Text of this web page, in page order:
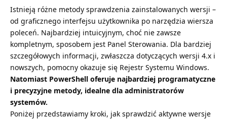
Istnieją różne metody sprawdzenia zainstalowanych wersji –
od graficznego interfejsu użytkownika po narzędzia wiersza
poleceń. Najbardziej intuicyjnym, choć nie zawsze
kompletnym, sposobem jest Panel Sterowania. Dla bardziej
szczegółowych informacji, zwłaszcza dotyczących wersji 4.x i
nowszych, pomocny okazuje się Rejestr Systemu Windows.
Natomiast PowerShell oferuje najbardziej programatyczne
i precyzyjne metody, idealne dla administratorów
systemów.
Poniżej przedstawiamy kroki, jak sprawdzić aktywne wersje